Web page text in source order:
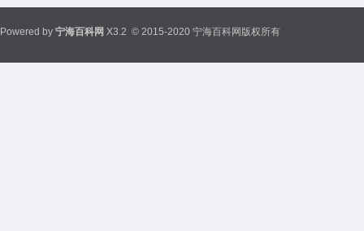
Powered by 宁海百科网 X3.2 © 2015-2020 宁海百科网版权所有